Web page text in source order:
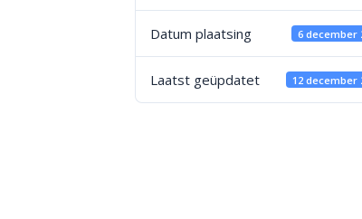
Datum plaatsing 6 december
Laatst geüpdatet 12 december